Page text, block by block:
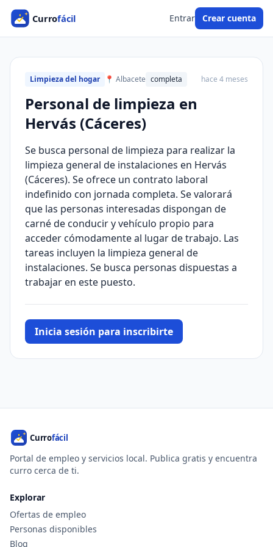
Entrar Crear cuenta
Limpieza del hogar 📍 Albacete completa hace 4 meses
Personal de limpieza en
Hervás (Cáceres)
Se busca personal de limpieza para realizar la
limpieza general de instalaciones en Hervás
(Cáceres). Se ofrece un contrato laboral
indefinido con jornada completa. Se valorará
que las personas interesadas dispongan de
carné de conducir y vehículo propio para
acceder cómodamente al lugar de trabajo. Las
tareas incluyen la limpieza general de
instalaciones. Se busca personas dispuestas a
trabajar en este puesto.
Inicia sesión para inscribirte
Portal de empleo y servicios local. Publica gratis y encuentra
curro cerca de ti.
Explorar
Ofertas de empleo
Personas disponibles
Blog